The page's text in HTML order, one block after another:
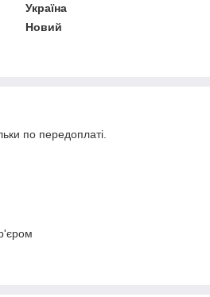
Україна
Новий
по передоплаті.